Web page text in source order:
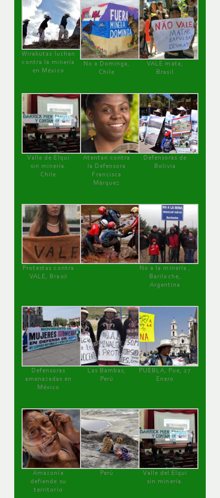
Wirakutas luchan
contra la minería
en México
No a Dominga,
Chile
VALE mata,
Brasil
Valle de Elqui
sin minería.
Chile
Atentan contra
la Defensora
Francisca
Márquez
Defensoras de
Bolivia
Protestas contra
VALE, Brasil
No a la minería ,
Bariloche,
Argentina
Defensoras
amenazadas en
México
Las Bambas,
Perú
PUEBLA, Pue, 27
Enero
Amazonía
defiende su
territorio
Perú
Valle del Elqui
sin minería.